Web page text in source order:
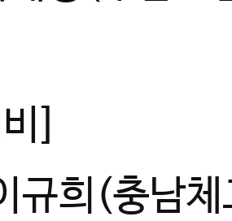
]
규희(충남